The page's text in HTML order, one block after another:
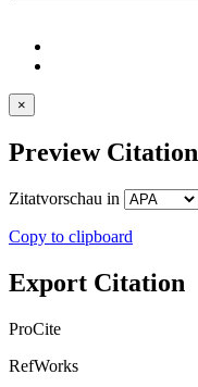
×
Preview Citation
Zitatvorschau in
Copy to clipboard
Export Citation
ProCite
RefWorks